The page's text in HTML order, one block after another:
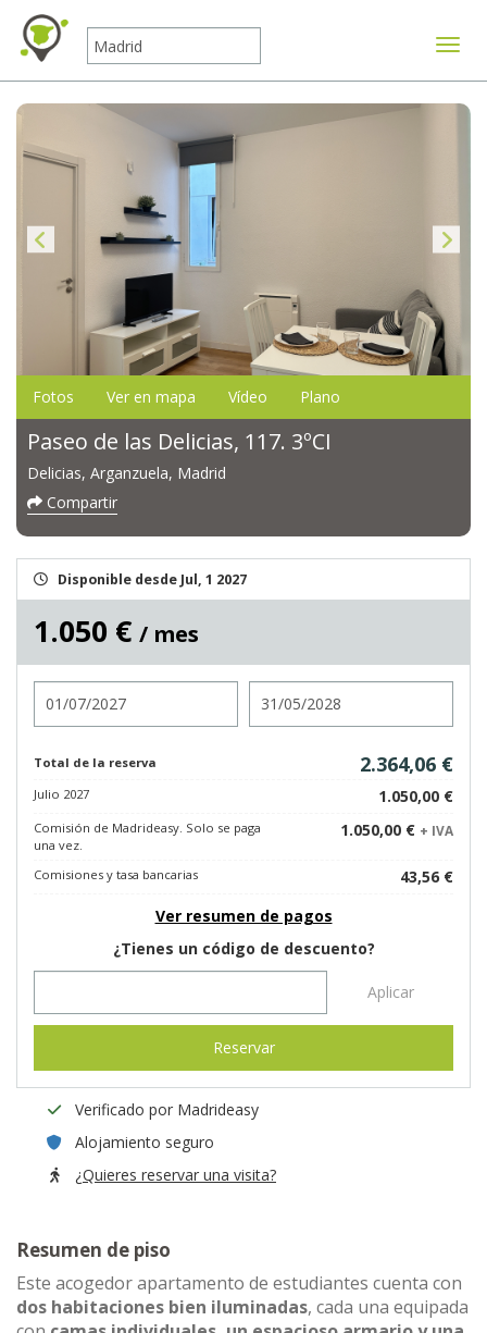
Fotos Ver en mapa Vídeo Plano
Paseo de las Delicias, 117. 3ºCI
Delicias, Arganzuela, Madrid
Compartir
Disponible desde Jul, 1 2027
1.050 € / mes
Total de la reserva 2.364,06 €
Julio 2027 1.050,00 €
Comisión de Madrideasy. Solo se paga
una vez.
1.050,00 € + IVA
Comisiones y tasa bancarias
43,56 €
Ver resumen de pagos
¿Tienes un código de descuento?
Aplicar
Reservar
Verificado por Madrideasy
Alojamiento seguro
¿Quieres reservar una visita?
Resumen de piso
Este acogedor apartamento de estudiantes cuenta con
dos habitaciones bien iluminadas, cada una equipada